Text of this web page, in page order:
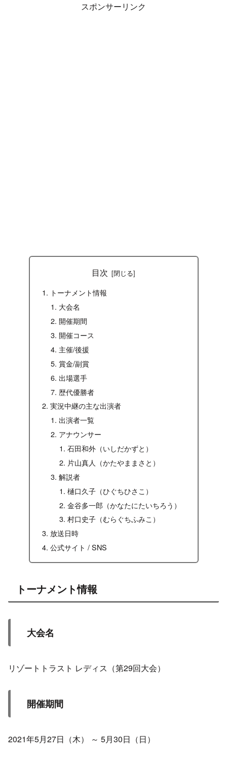
スポンサーリンク
目次
トーナメント情報
大会名
開催期間
開催コース
主催/後援
賞金/副賞
出場選手
歴代優勝者
実況中継の主な出演者
出演者一覧
アナウンサー
石田和外（いしだかずと）
片山真人（かたやままさと）
解説者
樋口久子（ひぐちひさこ）
金谷多一郎（かなたにたいちろう）
村口史子（むらぐちふみこ）
放送日時
公式サイト / SNS
トーナメント情報
大会名
リゾートトラスト レディス（第29回大会）
開催期間
2021年5月27日（木） ～ 5月30日（日）